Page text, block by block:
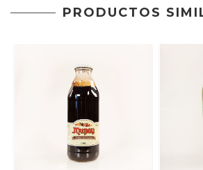
PRODUCTOS